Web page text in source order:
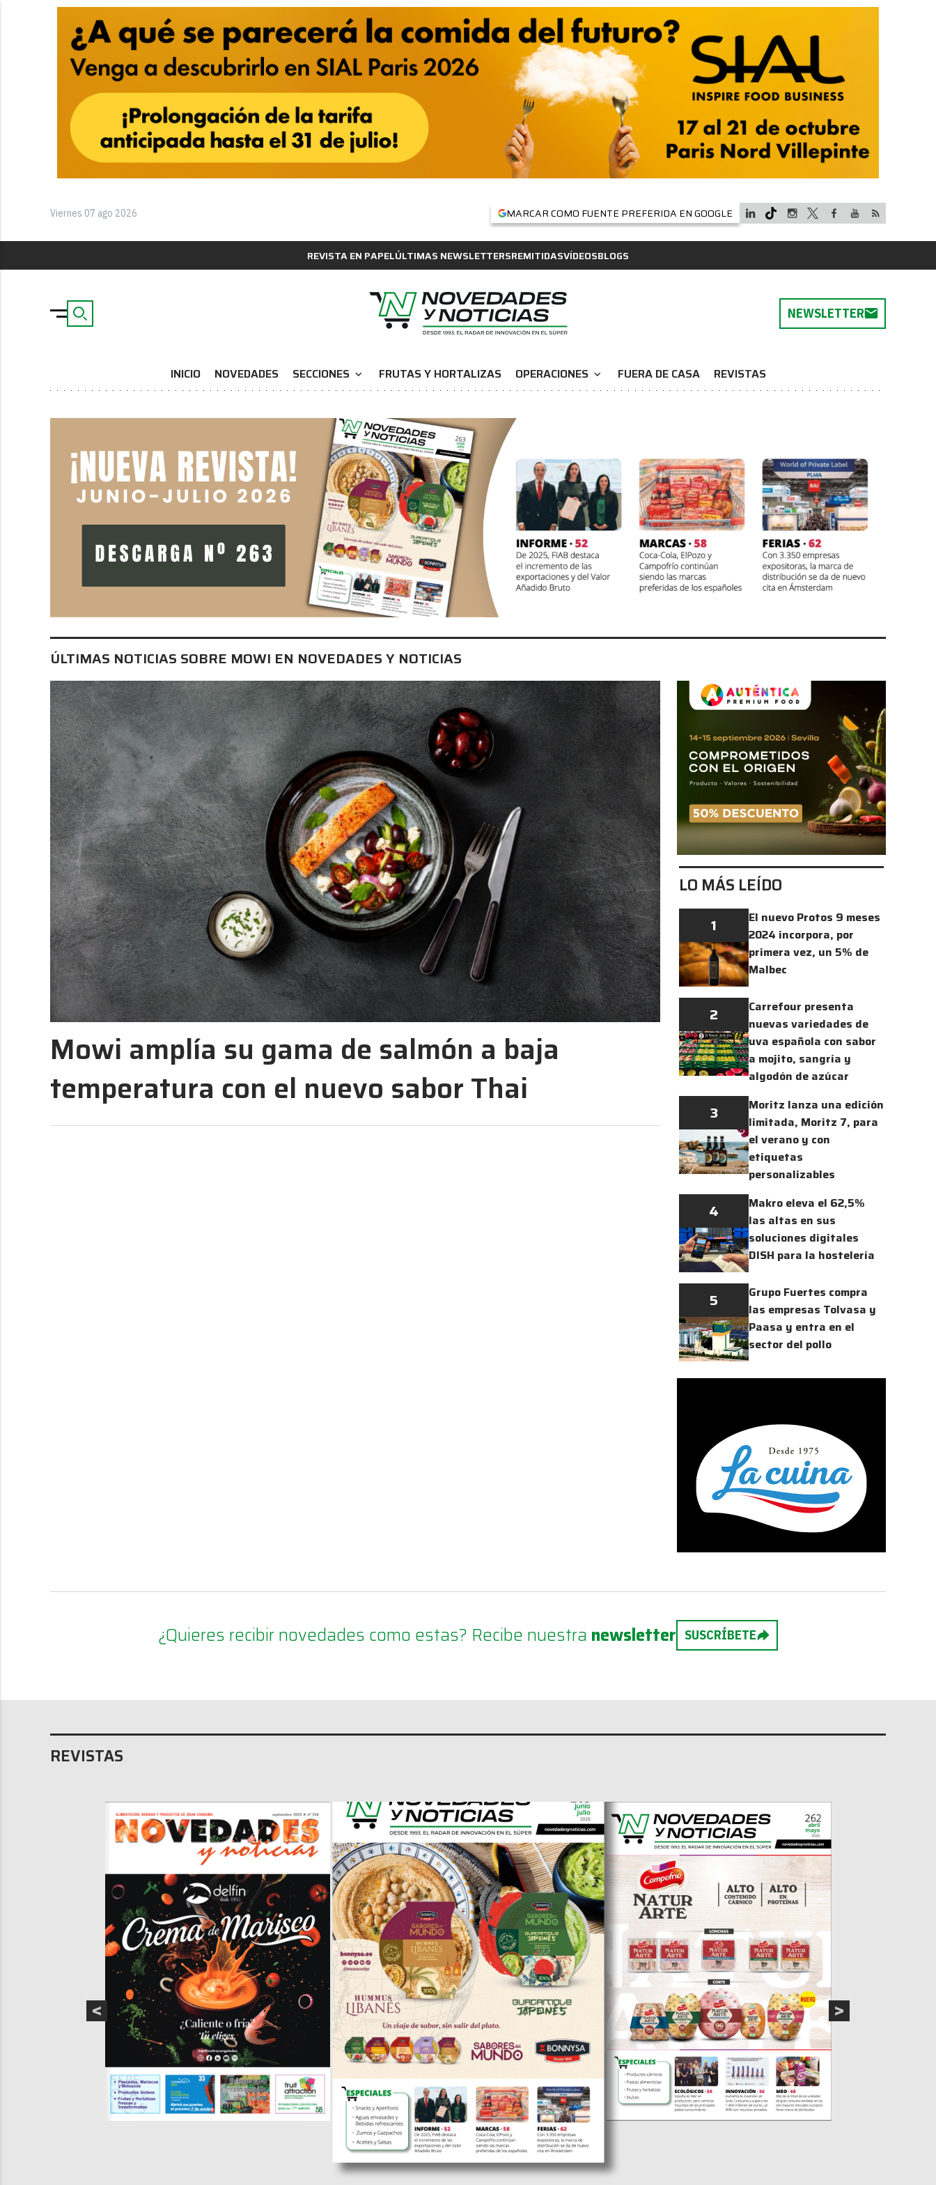
Viernes 07 ago 2026 MARCAR COMO FUENTE PREFERIDA EN GOOGLE
REVISTA EN PAPELÚLTIMAS NEWSLETTERSREMITIDASVÍDEOSBLOGS
NEWSLETTER
INICIO NOVEDADES SECCIONES expand_more FRUTAS Y HORTALIZAS OPERACIONES expand_more FUERA DE CASA REVISTAS
ÚLTIMAS NOTICIAS SOBRE MOWI EN NOVEDADES Y NOTICIAS
Mowi amplía su gama de salmón a baja
temperatura con el nuevo sabor Thai
LO MÁS LEÍDO
1
El nuevo Protos 9 meses
2024 incorpora, por
primera vez, un 5% de
Malbec
2
Carrefour presenta
nuevas variedades de
uva española con sabor
a mojito, sangría y
algodón de azúcar
3
Moritz lanza una edición
limitada, Moritz 7, para
el verano y con
etiquetas
personalizables
4
Makro eleva el 62,5%
las altas en sus
soluciones digitales
DISH para la hostelería
5
Grupo Fuertes compra
las empresas Tolvasa y
Paasa y entra en el
sector del pollo
¿Quieres recibir novedades como estas? Recibe nuestra newsletter SUSCRÍBETE
REVISTAS